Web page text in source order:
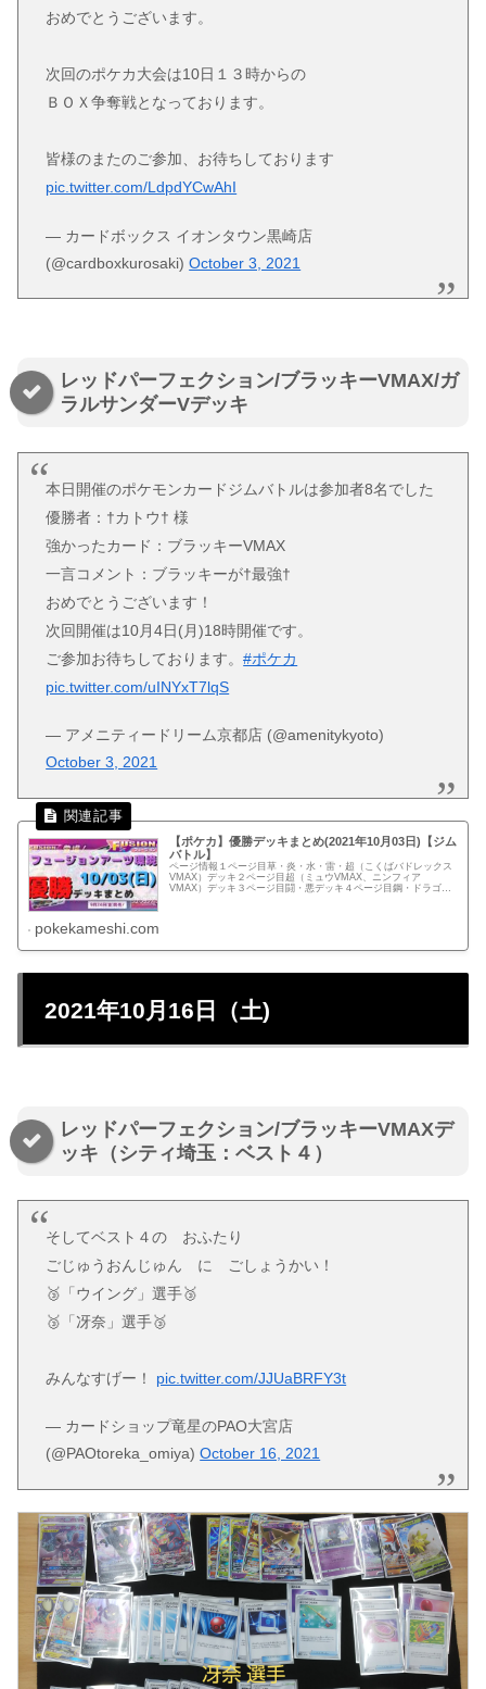
おめでとうございます。
次回のポケカ大会は10日１３時からの
ＢＯＸ争奪戦となっております。
皆様のまたのご参加、お待ちしております
pic.twitter.com/LdpdYCwAhI
— カードボックス イオンタウン黒崎店
(@cardboxkurosaki)October 3, 2021
レッドパーフェクション/ブラッキーVMAX/ガ
ラルサンダーVデッキ
本日開催のポケモンカードジムバトルは参加者8名でした
優勝者：†カトウ† 様
強かったカード：ブラッキーVMAX
一言コメント：ブラッキーが†最強†
おめでとうございます！
次回開催は10月4日(月)18時開催です。
ご参加お待ちしております。#ポケカ
pic.twitter.com/uINYxT7lqS
— アメニティードリーム京都店 (@amenitykyoto)
October 3, 2021
【ポケカ】優勝デッキまとめ(2021年10月03日)【ジム
バトル】
ページ情報１ページ目草・炎・水・雷・超（こくばバドレックス
VMAX）デッキ２ページ目超（ミュウVMAX、ニンフィア
VMAX）デッキ３ページ目闘・悪デッキ４ページ目鋼・ドラゴ
pokekameshi.com
2021年10月16日（土)
レッドパーフェクション/ブラッキーVMAXデ
ッキ（シティ埼玉：ベスト４）
そしてベスト４の おふたり
ごじゅうおんじゅん に ごしょうかい！
🥉「ウイング」選手🥉
🥉「冴奈」選手🥉
みんなすげー！ pic.twitter.com/JJUaBRFY3t
— カードショップ竜星のPAO大宮店
(@PAOtoreka_omiya)October 16, 2021